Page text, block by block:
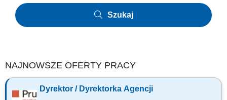
Szukaj
NAJNOWSZE OFERTY PRACY
Dyrektor / Dyrektorka Agencji